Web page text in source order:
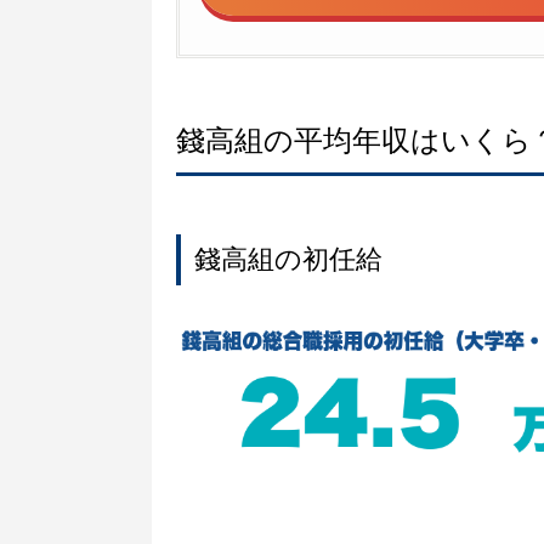
錢高組の平均年収はいくら
錢高組の初任給